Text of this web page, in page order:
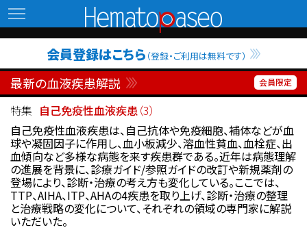
Hematopaseo
会員登録はこちら （登録・ご利用は無料です）
最新の血液疾患解説
特集 自己免疫性血液疾患（3）
自己免疫性血液疾患は、自己抗体や免疫細胞、補体などが血
球や凝固因子に作用し、血小板減少、溶血性貧血、血栓症、出
血傾向など多様な病態を来す疾患群である。近年は病態理解
の進展を背景に、診療ガイド/参照ガイドの改訂や新規薬剤の
登場により、診断・治療の考え方も変化している。ここでは、
TTP、AIHA、ITP、AHAの4疾患を取り上げ、診断・治療の整理
と治療戦略の変化について、それぞれの領域の専門家に解説
いただいた。